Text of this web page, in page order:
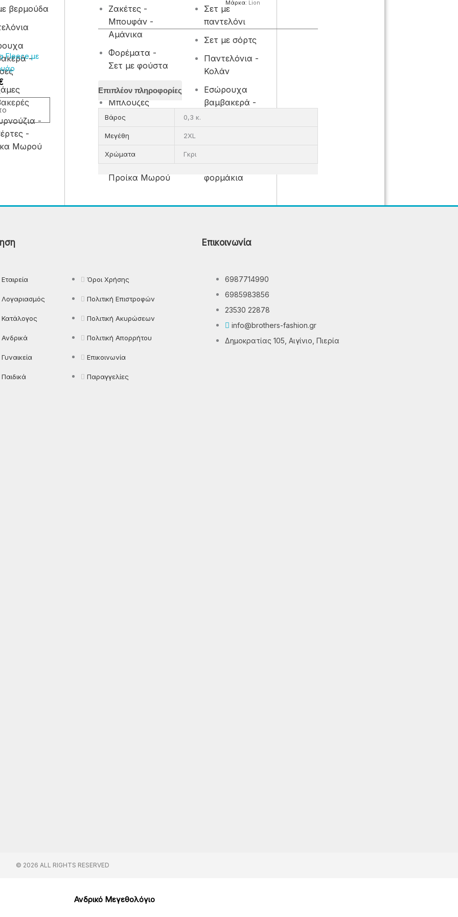
βερμούδα
-
-
-
Μωρού
Ζακέτες -
Μπουφάν -
Αμάνικα
Φορέματα -
Σετ με φούστα
Μπλούζες
Πυτζάμες
βαμβακερές
Μπουρνούζια -
Προίκα Μωρού
Σετ με
παντελόνι
Σετ με σόρτς
Παντελόνια -
Κολάν
Εσώρουχα
βαμβακερά -
φορμάκια
Πιτζάμες
Ρούχα Εργασίας
Fleece με
Μάρκα: Lion
Επιπλέον πληροφορίες
Βάρος 0,3 κ.
Μεγέθη 2XL
Χρώματα Γκρι
Εταιρεία
Λογαριασμός
Κατάλογος
Ανδρικά
Γυναικεία
Παιδικά
Όροι Χρήσης
Πολιτική Επιστροφών
Πολιτική Ακυρώσεων
Πολιτική Απορρήτου
Επικοινωνία
Παραγγελίες
Επικοινωνία
6987714990
6985983856
23530 22878
info@brothers-fashion.gr
Δημοκρατίας 105, Αιγίνιο, Πιερία
© 2026 ALL RIGHTS RESERVED​
Ανδρικό Μεγεθολόγιο